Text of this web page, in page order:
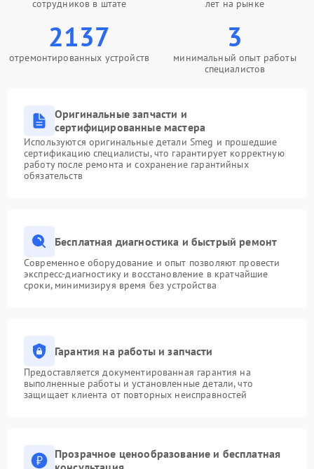
сотрудников в штате лет на рынке
2137
отремонтированных устройств
3
минимальный опыт работы
специалистов
Оригинальные запчасти и
сертифицированные мастера
Используются оригинальные детали Smeg и прошедшие
сертификацию специалисты, что гарантирует корректную
работу после ремонта и сохранение гарантийных
обязательств
Бесплатная диагностика и быстрый ремонт
Современное оборудование и опыт позволяют провести
экспресс-диагностику и восстановление в кратчайшие
сроки, минимизируя время без устройства
Гарантия на работы и запчасти
Предоставляется документированная гарантия на
выполненные работы и установленные детали, что
защищает клиента от повторных неисправностей
Прозрачное ценообразование и бесплатная